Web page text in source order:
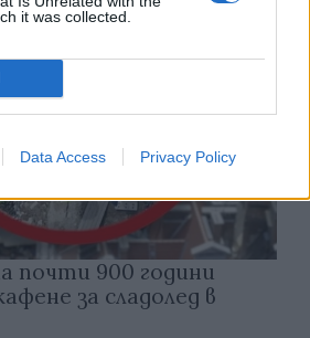
it was collected.
Data Access Privacy Policy
почти 900 години
за сладолед в